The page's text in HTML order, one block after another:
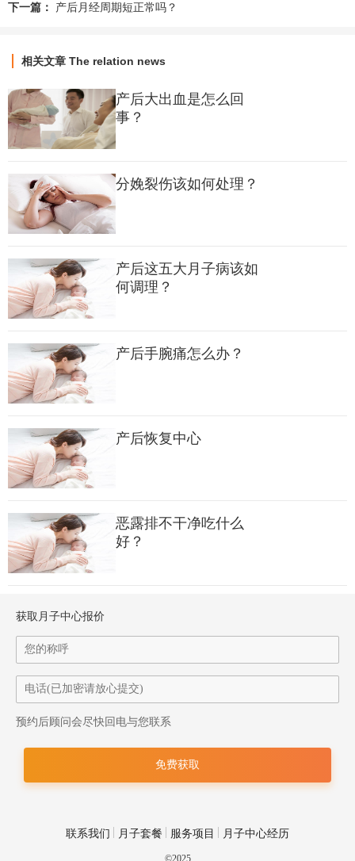
适应的过程，时刻都是折腾。
我相信很多没有经历过生育的小仙女一定跟我一样，对于气血、
元气亏损、体虚自汗、手脚冰凉、易感风寒、食欲不振、失眠、
免疫力低下等这些名词都很陌生。但当我去采访宫内坐月子的妈
后，开始对上面的名词有所认识。
突然有这种感触，就是因为前几天跟一个妈妈在产后康复中心聊
天的时候，我更能够体会妈妈生产的不容易。坐月子不是只有简
单的“坐”，月子期里面其实包含了吃睡穿住等很多方面的细节。
之前我已经给大家介绍过很多了，像是定制月子期的饮食、定做
护理服务等。
很多妈妈问我，
的补充，协助妈妈恢复体质的专业产康团队和功能。
【“科学坐月子”，我们致力于让妈妈坐月子恢复变得更简单和享
受。】
当我去跟这位妈妈聊天的时候，她正在做一个叫做
下一篇： 产后月经周期短正常吗？
相关文章 The relation news
产后大出血是怎么回
事？
分娩裂伤该如何处理？
产后这五大月子病该如
何调理？
产后手腕痛怎么办？
产后恢复中心
恶露排不干净吃什么
好？
获取月子中心报价
预约后顾问会尽快回电与您联系
联系我们 月子套餐 服务项目 月子中心经历
©2025